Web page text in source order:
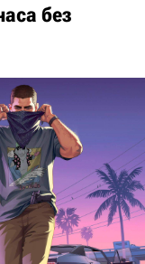
без